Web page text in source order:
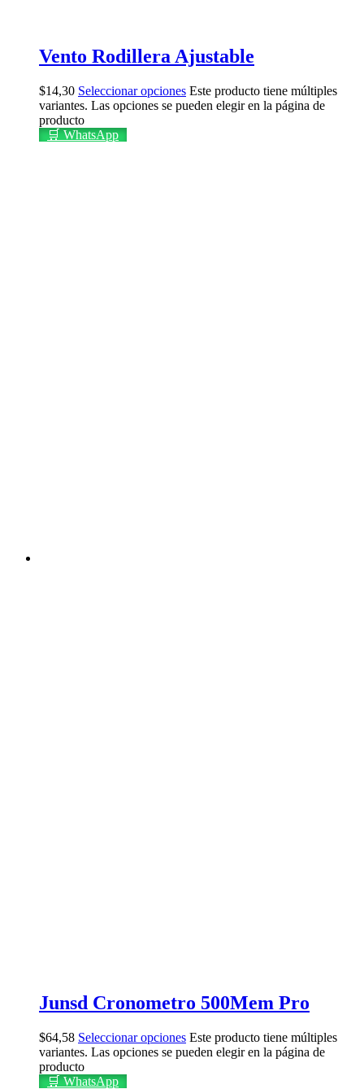
Vento Rodillera Ajustable
$14,30 Seleccionar opciones Este producto tiene múltiples
variantes. Las opciones se pueden elegir en la página de
producto
🛒 WhatsApp
Junsd Cronometro 500Mem Pro
$64,58 Seleccionar opciones Este producto tiene múltiples
variantes. Las opciones se pueden elegir en la página de
producto
🛒 WhatsApp